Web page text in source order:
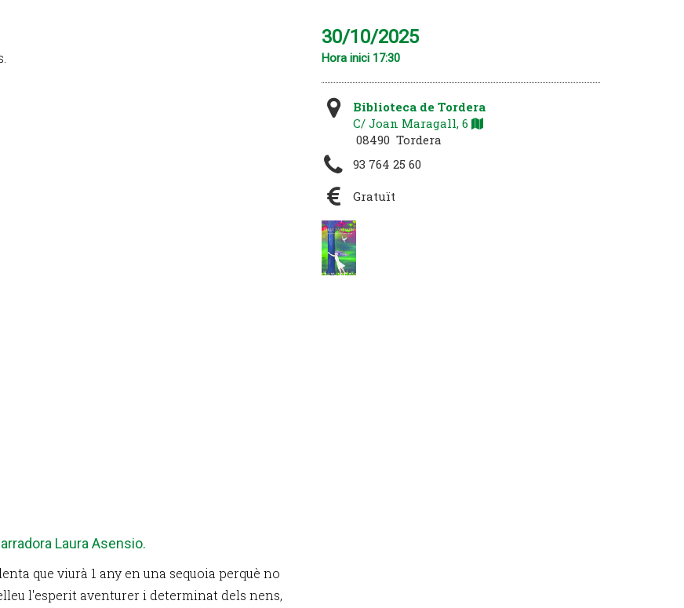
Laura Asensio.
que viurà 1 any en una sequoia perquè no
l'esperit aventurer i determinat dels nens,
30/10/2025
Hora inici 17:30
Biblioteca de Tordera
C/ Joan Maragall, 6
08490 Tordera
93 764 25 60
Gratuït